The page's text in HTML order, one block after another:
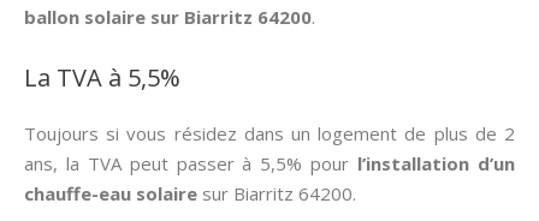
ballon solaire sur Biarritz 64200.
La TVA à 5,5%
Toujours si vous résidez dans un logement de plus de 2
ans, la TVA peut passer à 5,5% pour l’installation d’un
chauffe-eau solaire sur Biarritz 64200.